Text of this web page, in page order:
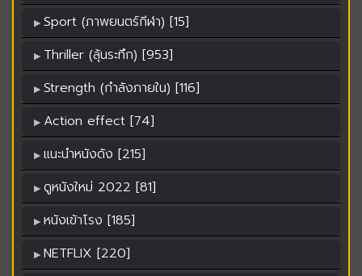
Sport (ภาพยนตร์กีฬา) [15]
Thriller (ลุ้นระทึก) [953]
Strength (กำลังภายใน) [116]
Action effect [74]
แนะนำหนังดัง [215]
ดูหนังใหม่ 2022 [81]
หนังเข้าโรง [185]
NETFLIX [220]